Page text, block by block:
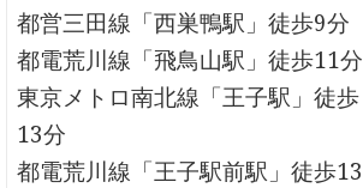
都営三田線「西巣鴨駅」徒歩9分
都電荒川線「飛鳥山駅」徒歩11分
東京メトロ南北線「王子駅」徒歩
13分
都電荒川線「王子駅前駅」徒歩13